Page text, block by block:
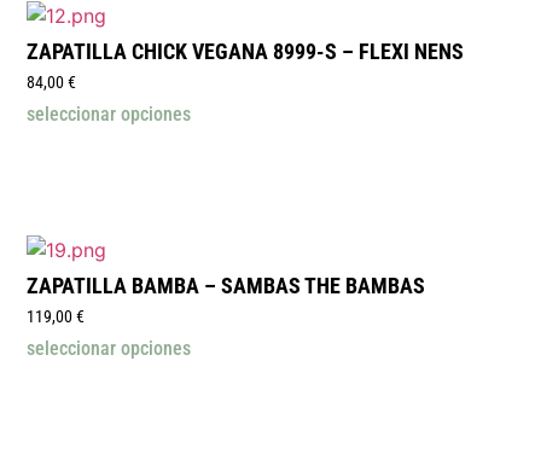
ZAPATILLA CHICK VEGANA 8999-S – FLEXI NENS
84,00€
seleccionar opciones
ZAPATILLA BAMBA – SAMBAS THE BAMBAS
119,00€
seleccionar opciones